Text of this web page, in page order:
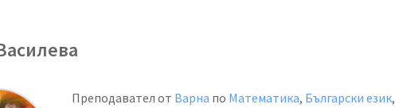
Преподавател от Варна по Математика, Български език,